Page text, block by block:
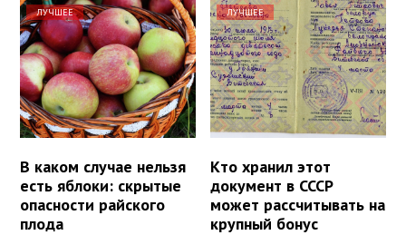
ЛУЧШЕЕ
В каком случае нельзя
есть яблоки: скрытые
опасности райского
плода
ЛУЧШЕЕ
Кто хранил этот
документ в СССР
может рассчитывать на
крупный бонус